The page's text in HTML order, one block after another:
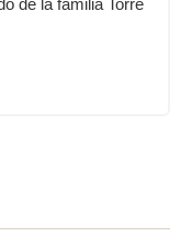
de la familia Torre